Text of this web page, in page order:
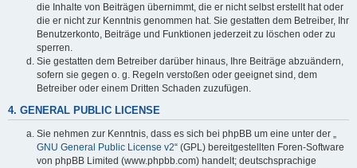
die Inhalte von Beiträgen übernimmt, die er nicht selbst erstellt hat oder
die er nicht zur Kenntnis genommen hat. Sie gestatten dem Betreiber, Ihr
Benutzerkonto, Beiträge und Funktionen jederzeit zu löschen oder zu
sperren.
Sie gestatten dem Betreiber darüber hinaus, Ihre Beiträge abzuändern,
sofern sie gegen o. g. Regeln verstoßen oder geeignet sind, dem
Betreiber oder einem Dritten Schaden zuzufügen.
4. GENERAL PUBLIC LICENSE
Sie nehmen zur Kenntnis, dass es sich bei phpBB um eine unter der „
GNU General Public License v2“ (GPL) bereitgestellten Foren-Software
von phpBB Limited (www.phpbb.com) handelt; deutschsprachige